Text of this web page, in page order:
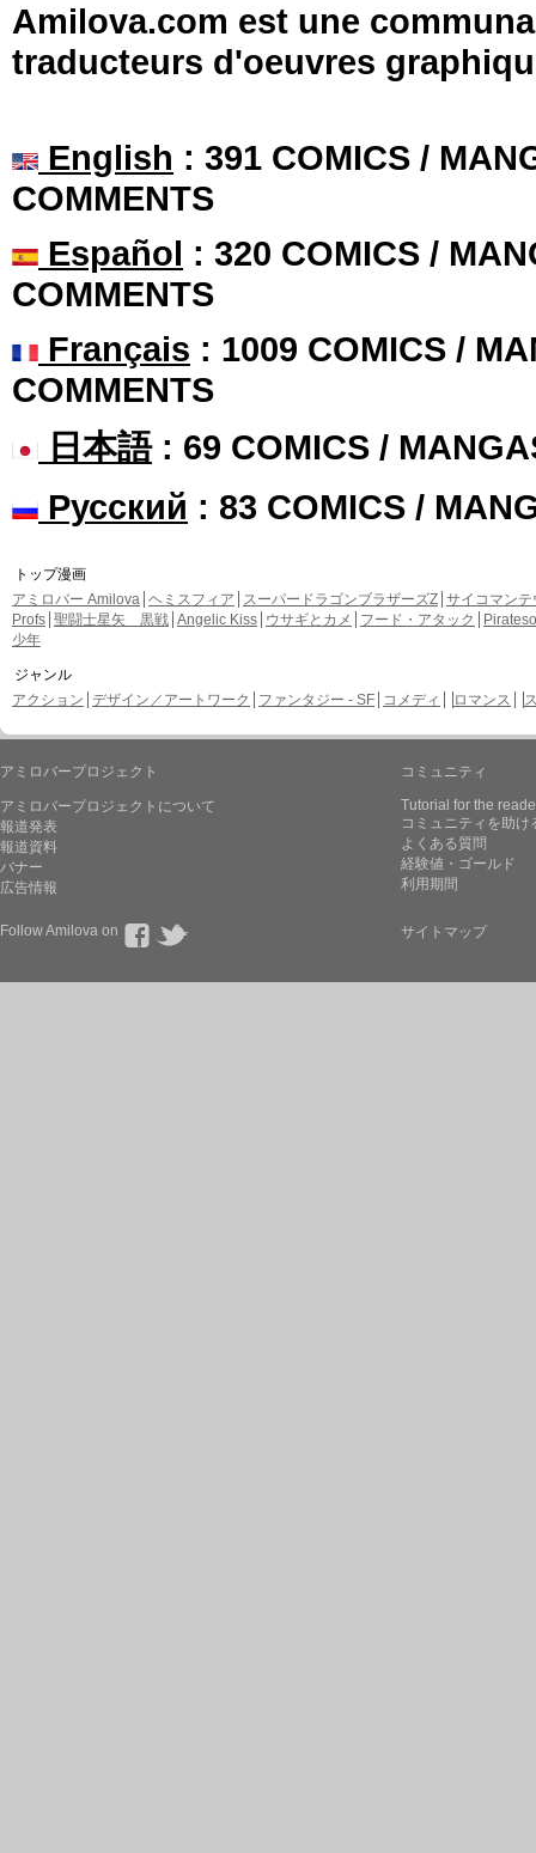
Amilova.com est une
traducteurs d'oeuvres
English : 391 COMICS /
COMMENTS
Español : 320 COMICS /
COMMENTS
Français : 1009 COMICS /
COMMENTS
日本語: 69 COMICS /
Русский : 83 COMICS /
トップ漫画
アミロバー Amilova ヘミスフィア スーパードラゴンブラザーズZ サイコマンテ
Profs 聖闘士星矢 黒戦 Angelic Kiss ウサギとカメ フード・アタック
少年
ジャンル
アクション デザイン／アートワーク ファンタジー - SF コメディ ロマンス
アミロバープロジェクト
アミロバープロジェクトについて
報道発表
報道資料
バナー
広告情報
コミュニティ
Tutorial for the
コミュニティを助け
よくある質問
経験値・ゴールド
利用期間
Follow Amilova on サイトマップ